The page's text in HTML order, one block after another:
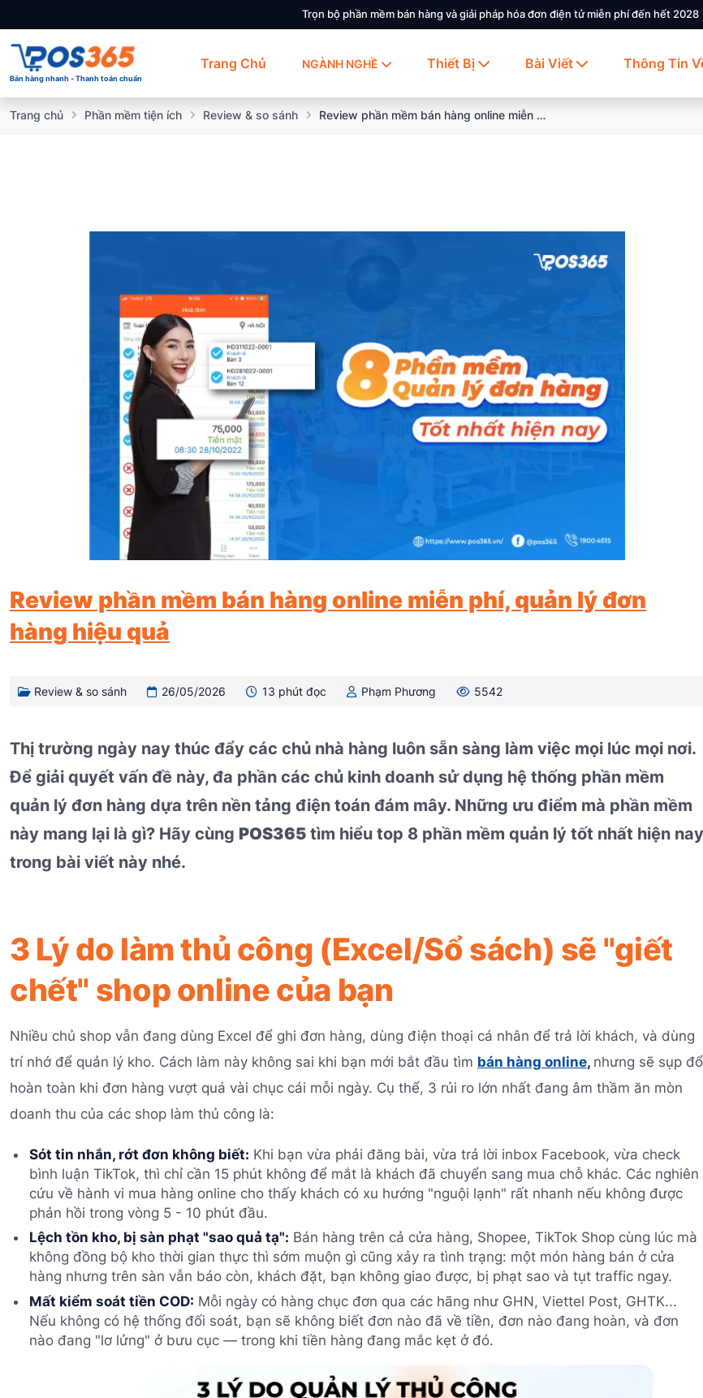
Trọn bộ phần mềm bán hàng và giải pháp hóa đơn điện tử miễn phí đến hết 2028
Bán hàng nhanh - Thanh toán chuẩn
Trang Chủ NGÀNH NGHỀ Thiết Bị Bài Viết Thông Tin
Trang chủ Phần mềm tiện ích Review & so sánh Review phần mềm bán hàng online miễn phí, quản lý đơn hàng hiệu quả
Review phần mềm bán hàng online miễn phí, quản lý đơn
hàng hiệu quả
Review & so sánh 26/05/2026 13 phút đọc Phạm Phương 5542
Thị trường ngày nay thúc đẩy các chủ nhà hàng luôn sẵn sàng làm việc mọi lúc mọi nơi.
Để giải quyết vấn đề này, đa phần các chủ kinh doanh sử dụng hệ thống phần mềm
quản lý đơn hàng dựa trên nền tảng điện toán đám mây. Những ưu điểm mà phần mềm
này mang lại là gì? Hãy cùng POS365 tìm hiểu top 8 phần mềm quản lý tốt nhất hiện nay
trong bài viết này nhé.
3 Lý do làm thủ công (Excel/Sổ sách) sẽ "giết
chết" shop online của bạn
Nhiều chủ shop vẫn đang dùng Excel để ghi đơn hàng, dùng điện thoại cá nhân để trả lời khách, và dùng
trí nhớ để quản lý kho. Cách làm này không sai khi bạn mới bắt đầu tìm bán hàng online, nhưng sẽ sụp đổ
hoàn toàn khi đơn hàng vượt quá vài chục cái mỗi ngày. Cụ thể, 3 rủi ro lớn nhất đang âm thầm ăn mòn
doanh thu của các shop làm thủ công là:
Sót tin nhắn, rớt đơn không biết: Khi bạn vừa phải đăng bài, vừa trả lời inbox Facebook, vừa check
bình luận TikTok, thì chỉ cần 15 phút không để mắt là khách đã chuyển sang mua chỗ khác. Các nghiên
cứu về hành vi mua hàng online cho thấy khách có xu hướng "nguội lạnh" rất nhanh nếu không được
phản hồi trong vòng 5 - 10 phút đầu.
Lệch tồn kho, bị sàn phạt "sao quả tạ": Bán hàng trên cả cửa hàng, Shopee, TikTok Shop cùng lúc mà
không đồng bộ kho thời gian thực thì sớm muộn gì cũng xảy ra tình trạng: một món hàng bán ở cửa
hàng nhưng trên sàn vẫn báo còn, khách đặt, bạn không giao được, bị phạt sao và tụt traffic ngay.
Mất kiểm soát tiền COD: Mỗi ngày có hàng chục đơn qua các hãng như GHN, Viettel Post, GHTK...
Nếu không có hệ thống đối soát, bạn sẽ không biết đơn nào đã về tiền, đơn nào đang hoàn, và đơn
nào đang "lơ lửng" ở bưu cục — trong khi tiền hàng đang mắc kẹt ở đó.